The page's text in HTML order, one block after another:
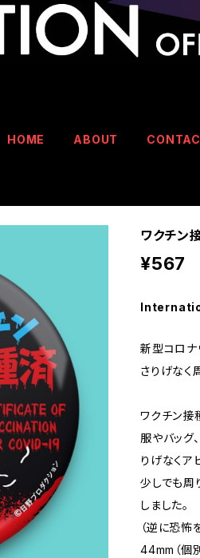
HOME ABOUT
ワクチン
¥567
新型コロナ
さりげなく
ワクチン接
服やバッグ
りげなくア
少しでも周
しました。
（逆に恐怖
44mm（個